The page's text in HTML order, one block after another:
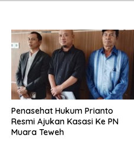
Penasehat Hukum Prianto
Resmi Ajukan Kasasi Ke PN
Muara Teweh